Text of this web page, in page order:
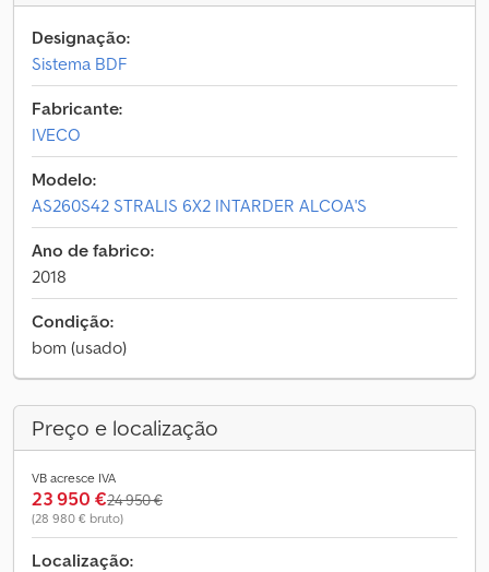
Designação:
Sistema BDF
Fabricante:
IVECO
Modelo:
AS260S42 STRALIS 6X2 INTARDER ALCOA'S
Ano de fabrico:
2018
Condição:
bom (usado)
Preço e localização
VB acresce IVA
23 950 €24 950 €
(28 980 € bruto)
Localização: